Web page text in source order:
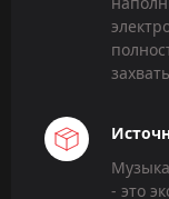
- это